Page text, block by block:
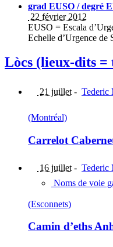
grad EUSO / degré
22 février 2012
EUSO = Escala
Echelle d’Urgence
Lòcs (lieux-dits =
21 juillet - Tederic
(Montréal)
Carrelot
16 juillet - Tederic
Noms de voie
(Esconnets)
Camin d’eths